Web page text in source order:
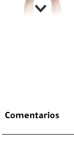
Comentarios